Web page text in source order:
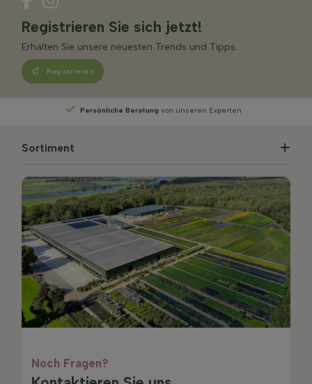
Registrieren Sie sich jetzt!
Erhalten Sie unsere neuesten Trends und Tipps.
Registrieren
Persönliche Beratung von unseren Experten
Sortiment
Noch Fragen?